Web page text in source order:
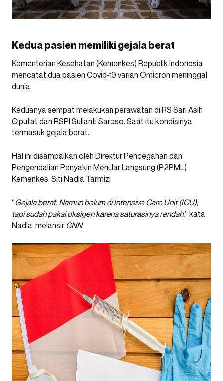
Kedua pasien memiliki gejala berat
Kementerian Kesehatan (Kemenkes) Republik Indonesia
mencatat dua pasien Covid-19 varian Omicron meninggal
dunia.
Keduanya sempat melakukan perawatan di RS Sari Asih
Ciputat dan RSPI Sulianti Saroso. Saat itu kondisinya
termasuk gejala berat.
Hal ini disampaikan oleh Direktur Pencegahan dan
Pengendalian Penyakin Menular Langsung (P2PML)
Kemenkes, Siti Nadia Tarmizi.
“Gejala berat. Namun belum di Intensive Care Unit (ICU),
tapi sudah pakai oksigen karena saturasinya rendah.” kata
Nadia, melansir CNN.